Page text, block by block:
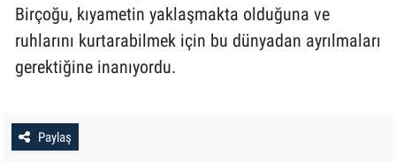
Birçoğu, kıyametin yaklaşmakta olduğuna ve
ruhlarını kurtarabilmek için bu dünyadan ayrılmaları
gerektiğine inanıyordu.
Paylaş